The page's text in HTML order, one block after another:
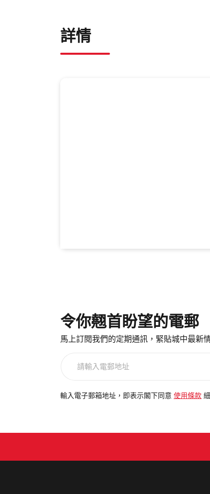
詳情
令你翹首盼望的電郵
馬上訂閱我們的定期通訊，緊貼城中最新
電
輸入電子郵箱地址，即表示閣下同意 使用條款